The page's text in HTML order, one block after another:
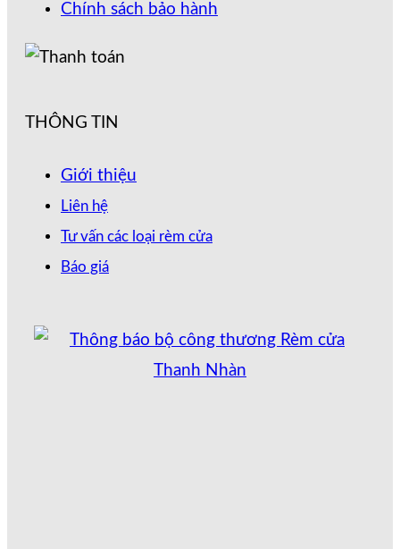
Chính sách bảo hành
THÔNG TIN
Giới thiệu
Liên hệ
Tư vấn các loại rèm cửa
Báo giá